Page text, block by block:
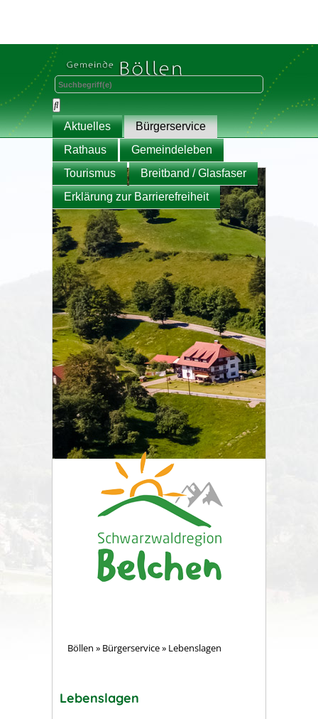
Aktuelles
Bürgerservice
Rathaus
Gemeindeleben
Tourismus
Breitband / Glasfaser
Erklärung zur Barrierefreiheit
Böllen » Bürgerservice» Lebenslagen
Lebenslagen